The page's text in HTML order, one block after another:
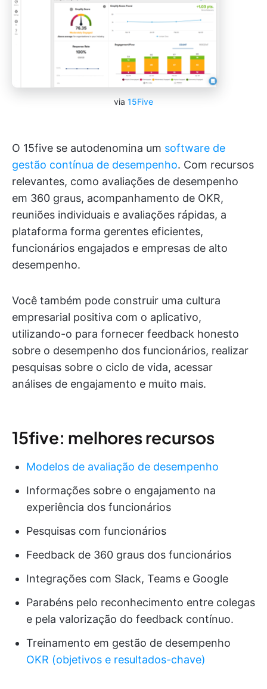
via 15Five
O 15five se autodenomina um software de
gestão contínua de desempenho. Com recursos
relevantes, como avaliações de desempenho
em 360 graus, acompanhamento de OKR,
reuniões individuais e avaliações rápidas, a
plataforma forma gerentes eficientes,
funcionários engajados e empresas de alto
desempenho.
Você também pode construir uma cultura
empresarial positiva com o aplicativo,
utilizando-o para fornecer feedback honesto
sobre o desempenho dos funcionários, realizar
pesquisas sobre o ciclo de vida, acessar
análises de engajamento e muito mais.
15five: melhores recursos
Modelos de avaliação de desempenho
Informações sobre o engajamento na
experiência dos funcionários
Pesquisas com funcionários
Feedback de 360 graus dos funcionários
Integrações com Slack, Teams e Google
Parabéns pelo reconhecimento entre colegas
e pela valorização do feedback contínuo.
Treinamento em gestão de desempenho
OKR (objetivos e resultados-chave)